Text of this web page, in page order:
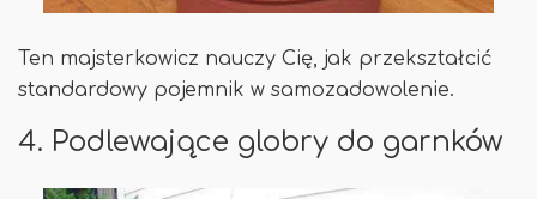
Ten majsterkowicz nauczy Cię, jak przekształcić
standardowy pojemnik w samozadowolenie.
4. Podlewające globry do garnków